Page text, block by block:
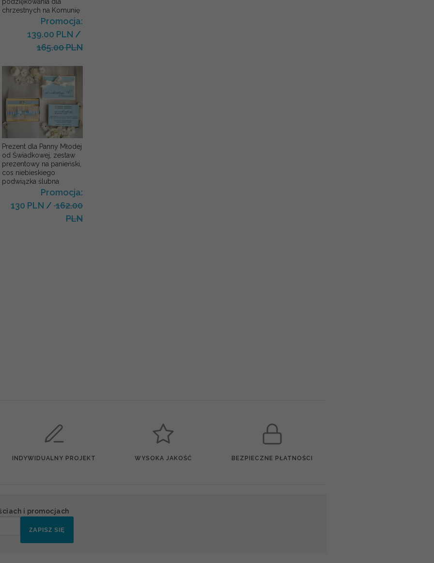
chrzestnych na Komunię
Promocja:
139.00 PLN /
165.00 PLN
Prezent dla Panny Młodej
od Świadkowej, zestaw
prezentowy na panieński,
cos niebieskiego
podwiązka ślubna
Promocja:
130 PLN / 162.00
PLN
INDYWIDUALNY PROJEKT WYSOKA JAKOŚĆ BEZPIECZNE PŁATNOŚCI
i promocjach
ZAPISZ SIĘ